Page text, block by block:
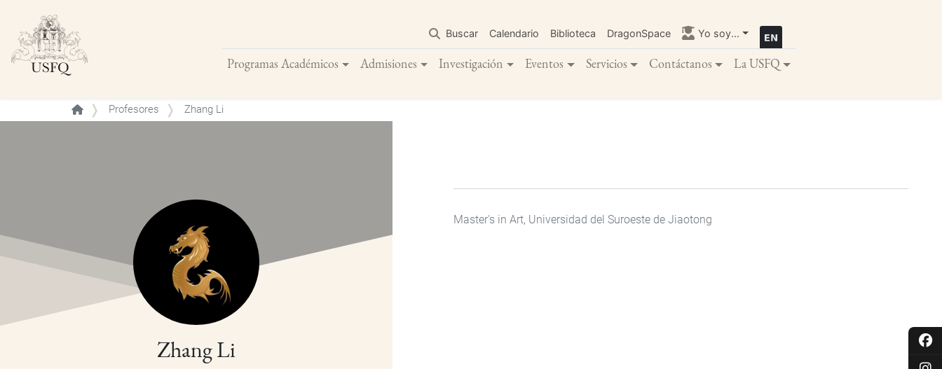
contenido
principal
Buscar Calendario Biblioteca DragonSpace Yo soy...
Programas Académicos Admisiones Investigación Eventos Servicios Contáctanos La USFQ
Buscar
Profesores Zhang Li
Zhang Li
Master's in Art, Universidad del Suroeste de Jiaotong